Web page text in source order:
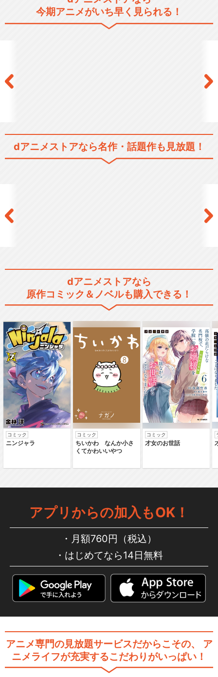
今期アニメがいち早く見られる！
dアニメストアなら名作・話題作も見放題！
dアニメストアなら
原作コミック＆ノベルも購入できる！
コミック
ニンジャラ
コミック
ちいかわ なんか小さ
くてかわいいやつ
コミック
才女のお世話
アプリからの加入もOK！
月額760円（税込）
はじめてなら14日無料
アニメ専門の見放題サービスだからこその、
ア
ニメライフが充実するこだわりがいっぱい！